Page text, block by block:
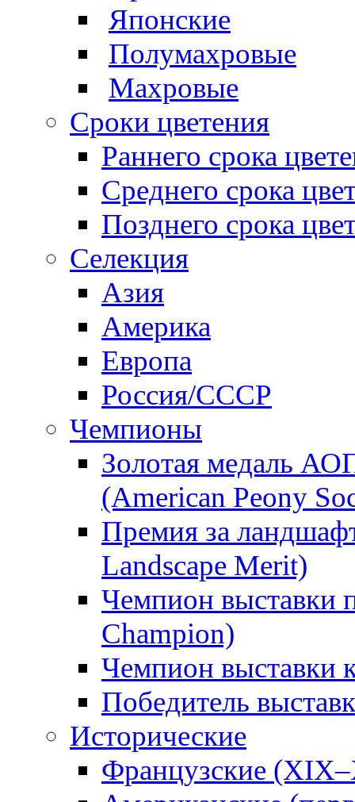
Японские
Полумахровые
Махровые
Сроки цветения
Раннего срока
Среднего срока
Позднего срока
Селекция
Азия
Америка
Европа
Россия/СССР
Чемпионы
Золотая медаль
(American Peony
Премия за
Landscape Merit)
Чемпион выставки
Champion)
Чемпион выставки
Победитель
Исторические
Французские